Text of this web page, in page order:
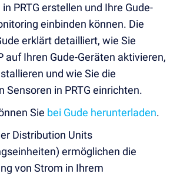
PRTG erstellen und Ihre Gude-
einbinden können. Die
erklärt detailliert, wie Sie
auf Ihren Gude-Geräten aktivieren,
und wie Sie die
Sensoren in PRTG einrichten.
Sie bei Gude herunterladen.
Distribution Units
ermöglichen die
von Strom in Ihrem